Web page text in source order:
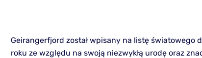
Geirangerfjord został wpisany na listę światowego
roku ze względu na swoją niezwykłą urodę oraz